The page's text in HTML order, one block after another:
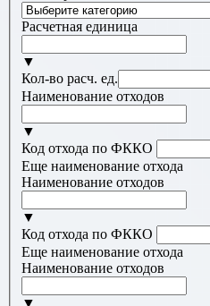
Расчетная единица
▼
Кол-во расч. ед.
Наименование отходов
▼
Код отхода по ФККО
Еще наименование отхода
Наименование отходов
▼
Код отхода по ФККО
Еще наименование отхода
Наименование отходов